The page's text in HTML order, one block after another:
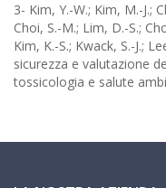
3- Kim, Y.-W.; Kim, M.-J.;
Choi, S.-M.; Lim, D.-S.;
Kim, K.-S.; Kwack, S.-J.;
sicurezza e valutazione
tossicologia e salute